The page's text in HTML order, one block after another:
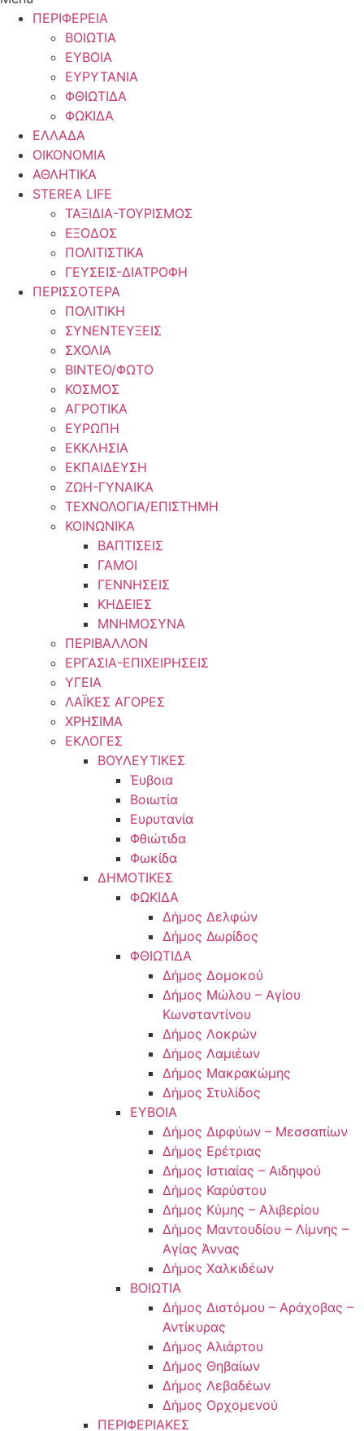
ΠΕΡΙΦΕΡΕΙΑ
ΒΟΙΩΤΙΑ
ΕΥΒΟΙΑ
ΕΥΡΥΤΑΝΙΑ
ΦΘΙΩΤΙΔΑ
ΦΩΚΙΔΑ
ΕΛΛΑΔΑ
ΟΙΚΟΝΟΜΙΑ
ΑΘΛΗΤΙΚΑ
STEREA LIFE
ΤΑΞΙΔΙΑ-ΤΟΥΡΙΣΜΟΣ
ΕΞΟΔΟΣ
ΠΟΛΙΤΙΣΤΙΚΑ
ΓΕΥΣΕΙΣ-ΔΙΑΤΡΟΦΗ
ΠΕΡΙΣΣΟΤΕΡΑ
ΠΟΛΙΤΙΚΗ
ΣΥΝΕΝΤΕΥΞΕΙΣ
ΣΧΟΛΙΑ
ΒΙΝΤΕΟ/ΦΩΤΟ
ΚΟΣΜΟΣ
ΑΓΡΟΤΙΚΑ
ΕΥΡΩΠΗ
ΕΚΚΛΗΣΙΑ
ΕΚΠΑΙΔΕΥΣΗ
ΖΩΗ-ΓΥΝΑΙΚΑ
ΤΕΧΝΟΛΟΓΙΑ/ΕΠΙΣΤΗΜΗ
ΚΟΙΝΩΝΙΚΑ
ΒΑΠΤΙΣΕΙΣ
ΓΑΜΟΙ
ΓΕΝΝΗΣΕΙΣ
ΚΗΔΕΙΕΣ
ΜΝΗΜΟΣΥΝΑ
ΠΕΡΙΒΑΛΛΟΝ
ΕΡΓΑΣΙΑ-ΕΠΙΧΕΙΡΗΣΕΙΣ
ΥΓΕΙΑ
ΛΑΪΚΕΣ ΑΓΟΡΕΣ
ΧΡΗΣΙΜΑ
ΕΚΛΟΓΕΣ
ΒΟΥΛΕΥΤΙΚΕΣ
Έυβοια
Βοιωτία
Ευρυτανία
Φθιώτιδα
Φωκίδα
ΔΗΜΟΤΙΚΕΣ
ΦΩΚΙΔΑ
Δήμος Δελφών
Δήμος Δωρίδος
ΦΘΙΩΤΙΔΑ
Δήμος Δομοκού
Δήμος Μώλου – Αγίου
Κωνσταντίνου
Δήμος Λοκρών
Δήμος Λαμιέων
Δήμος Μακρακώμης
Δήμος Στυλίδος
ΕΥΒΟΙΑ
Δήμος Διρφύων – Μεσσαπίων
Δήμος Ερέτριας
Δήμος Ιστιαίας – Αιδηψού
Δήμος Καρύστου
Δήμος Κύμης – Αλιβερίου
Δήμος Μαντουδίου – Λίμνης –
Αγίας Άννας
Δήμος Χαλκιδέων
ΒΟΙΩΤΙΑ
Δήμος Διστόμου – Αράχοβας –
Αντίκυρας
Δήμος Αλιάρτου
Δήμος Θηβαίων
Δήμος Λεβαδέων
Δήμος Ορχομενού
ΠΕΡΙΦΕΡΙΑΚΕΣ